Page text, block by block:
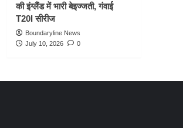
की इंग्लैंड में भारी बेइज्जती, गंवाई
T20I सीरीज
Boundaryline News
July 10, 2026
0